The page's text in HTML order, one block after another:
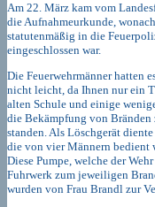
Am 22. März kam vom
die Aufnahmeurkunde,
statutenmäßig in die
eingeschlossen war.
Die Feuerwehrmänner hatten
nicht leicht, da Ihnen nur ein
alten Schule und einige
die Bekämpfung von Bränden
standen. Als Löschgerät
die von vier Männern bedient
Diese Pumpe, welche der
Fuhrwerk zum jeweiligen
wurden von Frau Brandl zur